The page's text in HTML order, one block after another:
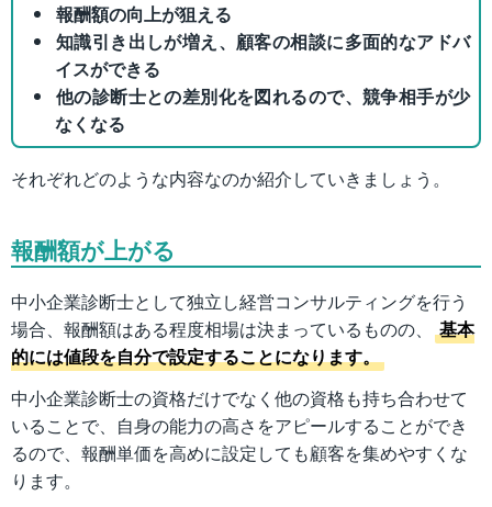
報酬額の向上が狙える
知識引き出しが増え、顧客の相談に多面的なアドバ
イスができる
他の診断士との差別化を図れるので、競争相手が少
なくなる
それぞれどのような内容なのか紹介していきましょう。
報酬額が上がる
中小企業診断士として独立し経営コンサルティングを行う
場合、報酬額はある程度相場は決まっているものの、
基本
的には値段を自分で設定することになります。
中小企業診断士の資格だけでなく他の資格も持ち合わせて
いることで、自身の能力の高さをアピールすることができ
るので、報酬単価を高めに設定しても顧客を集めやすくな
ります。